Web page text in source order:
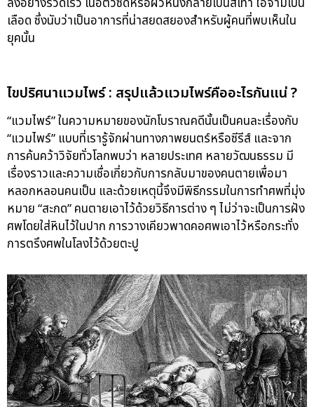
เลือด ซึ่งนับว่าเป็นอาการที่น่าสยดสยองสำหรับผู้คนที่พบเห็นใน
ยุคนั้น
ไขปริศนาแวมไพร์ : สรุปแล้วแวมไพร์คืออะไรกันแน่ ?
“แวมไพร์” ในความหมายของนักโบราณคดีนั้นเป็นคนละเรื่องกับ
“แวมไพร์” แบบที่เรารู้จักผ่านทางภาพยนตร์หรือซีรีส์ และจาก
การค้นคว้าวิจัยทั่วโลกพบว่า หลายประเทศ หลายวัฒนธรรม มี
เรื่องราวและความเชื่อเกี่ยวกับการกลับมาของคนตายเพื่อมา
หลอกหลอนคนเป็น และด้วยเหตุนี้จึงมีพิธีกรรมในการทำศพที่มุ่ง
หมาย “สะกด” คนตายเอาไว้ด้วยวิธีการต่าง ๆ ไม่ว่าจะเป็นการฝัง
ศพโดยใส่หินไว้ในปาก การวางเคียวพาดคอศพเอาไว้หรือกระทั่ง
การตรึงศพในโลงไว้ด้วยตะปู